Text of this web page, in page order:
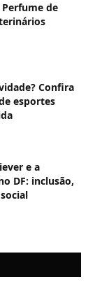
Perfume de
Confira
esportes
e a
DF: inclusão,